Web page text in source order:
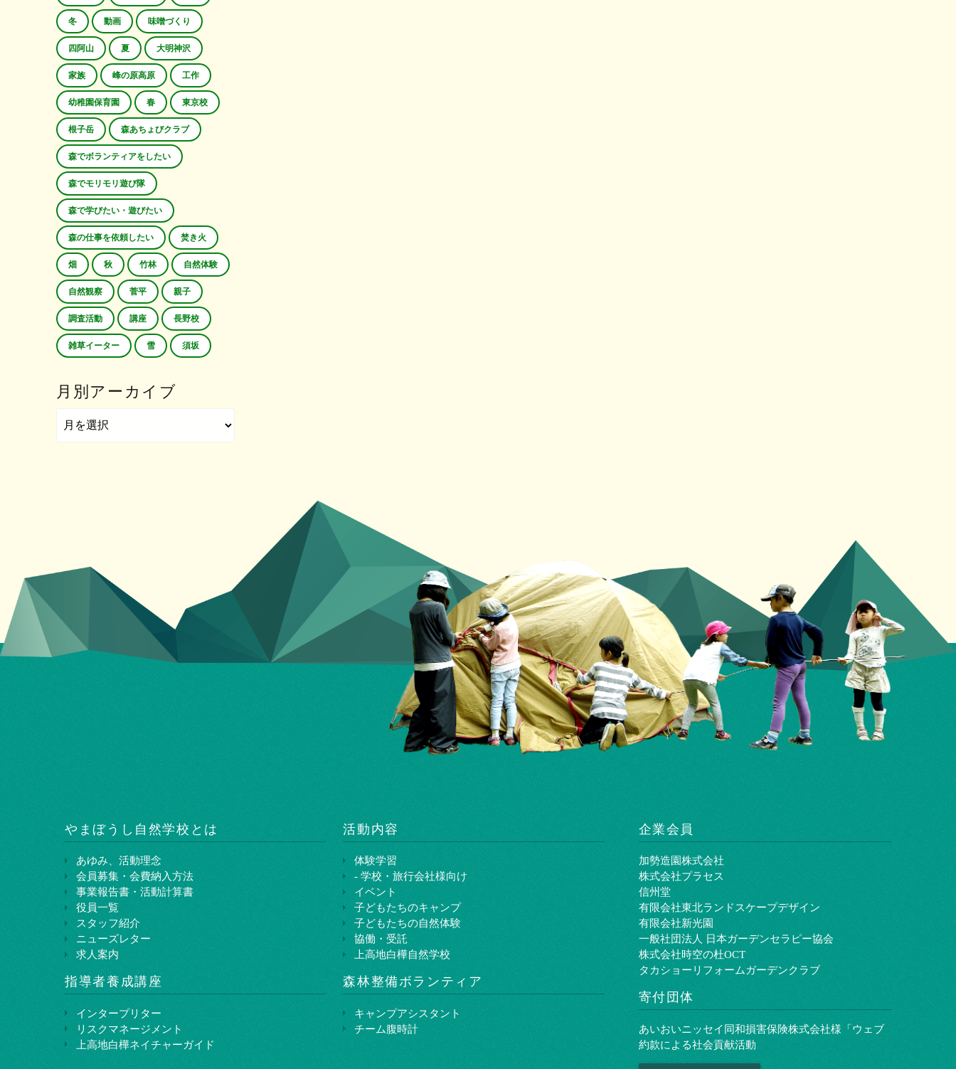
冬 動画 味噌づくり
四阿山 夏 大明神沢
家族 峰の原高原 工作
幼稚園保育園 春 東京校
根子岳 森あちょびクラブ
森でボランティアをしたい
森でモリモリ遊び隊
森で学びたい・遊びたい
森の仕事を依頼したい 焚き火
畑 秋 竹林 自然体験
自然観察 菅平 親子
調査活動 講座 長野校
雑草イーター 雪 須坂
月別アーカイブ
やまぼうし⾃然学校とは
あゆみ、活動理念
会員募集・会費納入方法
事業報告書・活動計算書
役員一覧
スタッフ紹介
ニューズレター
求人案内
活動内容
体験学習
- 学校・旅行会社様向け
イベント
子どもたちのキャンプ
子どもたちの自然体験
協働・受託
上高地白樺自然学校
指導者養成講座
インタープリター
リスクマネージメント
上⾼地⽩樺ネイチャーガイド
森林整備ボランティア
キャンプアシスタント
チーム腹時計
企業会員
加勢造園株式会社
株式会社プラセス
信州堂
有限会社東北ランドスケープデザイン
有限会社新光園
一般社団法人 日本ガーデンセラピー協会
株式会社時空の杜OCT
タカショーリフォームガーデンクラブ
寄付団体
あいおいニッセイ同和損害保険株式会社様「ウェブ
約款による社会貢献活動